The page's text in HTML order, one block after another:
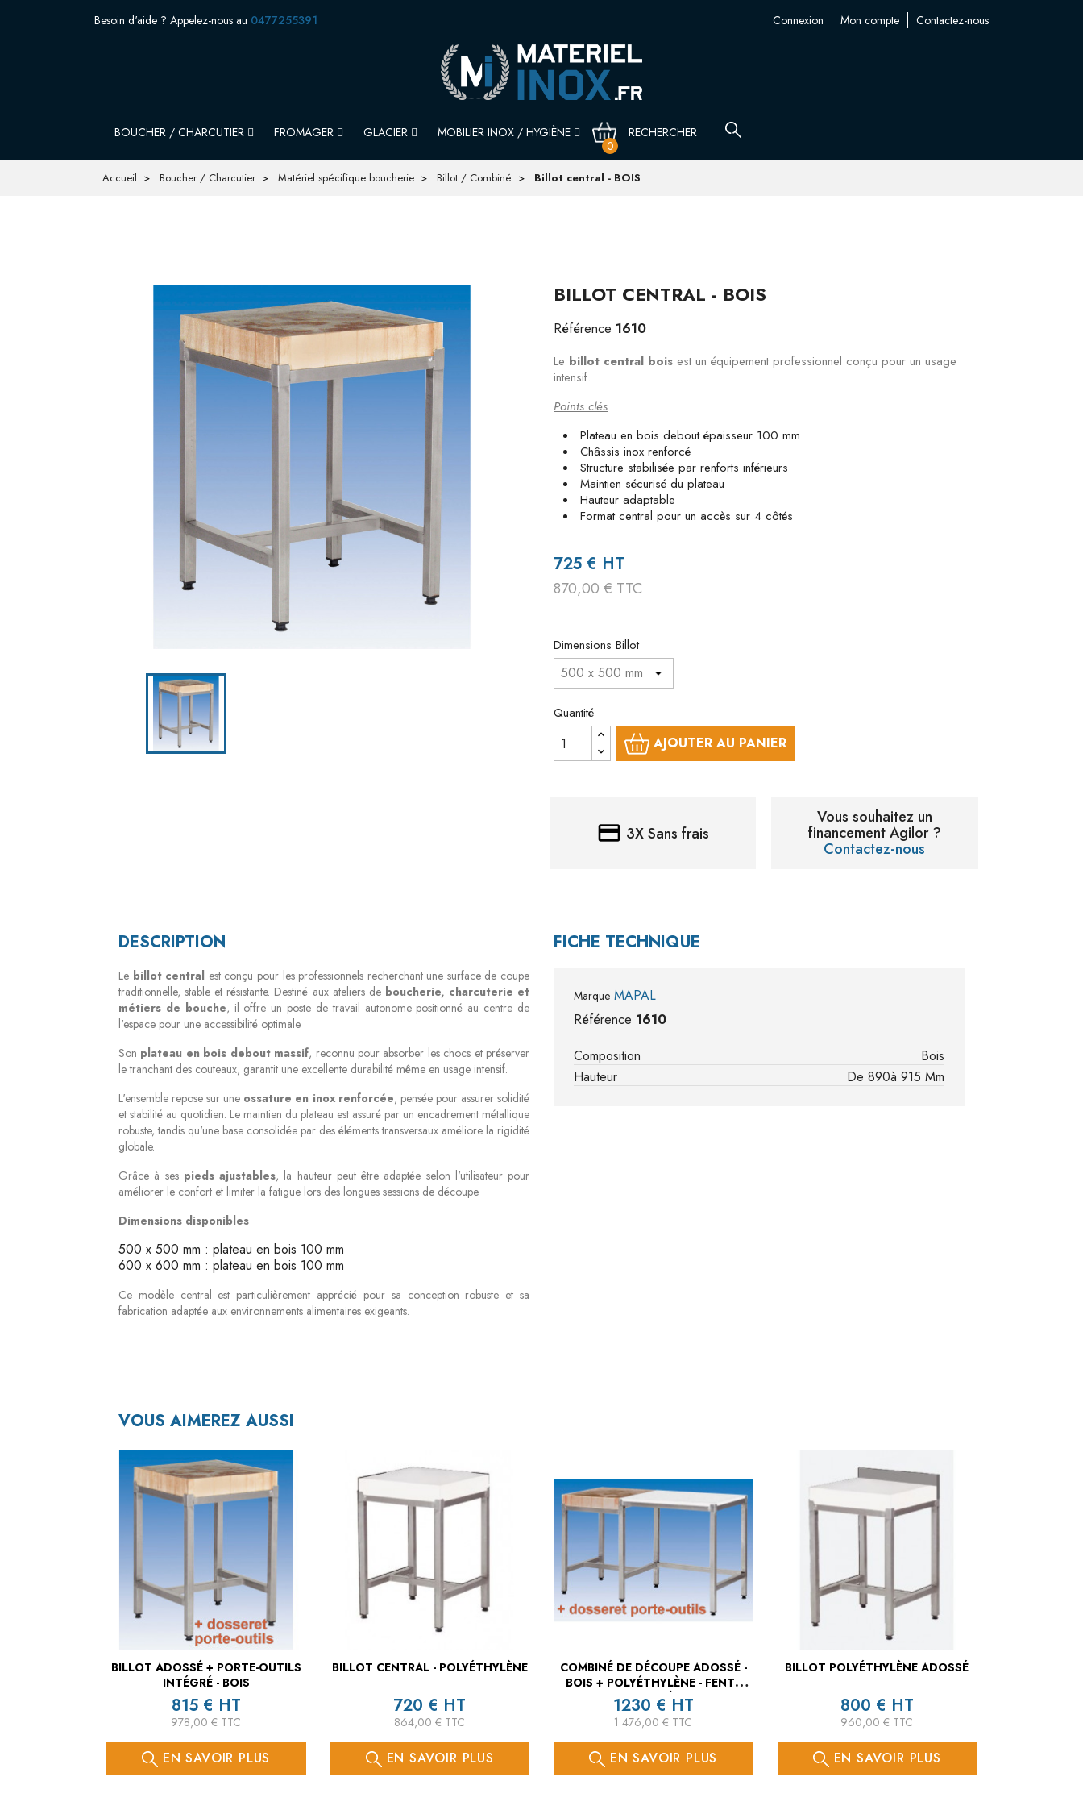
Besoin d'aide ? Appelez-nous au 0477255391 Connexion Mon compte Contactez-nous
BOUCHER / CHARCUTIER FROMAGER GLACIER
MOBILIER INOX / HYGIÈNE
0
Accueil Boucher / Charcutier Matériel spécifique boucherie Billot / Combiné Billot central - BOIS
BILLOT CENTRAL - BOIS
Référence 1610
Le billot central bois est un équipement professionnel conçu pour un usage
intensif.
Points clés
Plateau en bois debout épaisseur 100 mm
Châssis inox renforcé
Structure stabilisée par renforts inférieurs
Maintien sécurisé du plateau
Hauteur adaptable
Format central pour un accès sur 4 côtés
725 € HT
870,00 € TTC
Dimensions Billot
Quantité
AJOUTER AU PANIER
credit_card 3X Sans frais
Vous souhaitez un
financement Agilor ?
Contactez-nous
DESCRIPTION
Le billot central est conçu pour les professionnels recherchant une surface de coupe
traditionnelle, stable et résistante. Destiné aux ateliers de boucherie, charcuterie et
métiers de bouche, il offre un poste de travail autonome positionné au centre de
l'espace pour une accessibilité optimale.
Son plateau en bois debout massif, reconnu pour absorber les chocs et préserver
le tranchant des couteaux, garantit une excellente durabilité même en usage intensif.
L'ensemble repose sur une ossature en inox renforcée, pensée pour assurer solidité
et stabilité au quotidien. Le maintien du plateau est assuré par un encadrement métallique
robuste, tandis qu'une base consolidée par des éléments transversaux améliore la rigidité
globale.
Grâce à ses pieds ajustables, la hauteur peut être adaptée selon l'utilisateur pour
améliorer le confort et limiter la fatigue lors des longues sessions de découpe.
Dimensions disponibles
500 x 500 mm : plateau en bois 100 mm
600 x 600 mm : plateau en bois 100 mm
Ce modèle central est particulièrement apprécié pour sa conception robuste et sa
fabrication adaptée aux environnements alimentaires exigeants.
FICHE TECHNIQUE
Marque MAPAL
Référence 1610
Composition
Bois
Hauteur
De 890à 915 Mm
VOUS AIMEREZ AUSSI
BILLOT ADOSSÉ + PORTE-OUTILS
INTÉGRÉ - BOIS
815 € HT
978,00 € TTC
EN SAVOIR PLUS
BILLOT CENTRAL - POLYÉTHYLÈNE
720 € HT
864,00 € TTC
EN SAVOIR PLUS
COMBINÉ DE DÉCOUPE ADOSSÉ -
BOIS + POLYÉTHYLÈNE - FENTE
COUTELIÈRE
1230 € HT
1 476,00 € TTC
EN SAVOIR PLUS
BILLOT POLYÉTHYLÈNE ADOSSÉ
800 € HT
960,00 € TTC
EN SAVOIR PLUS